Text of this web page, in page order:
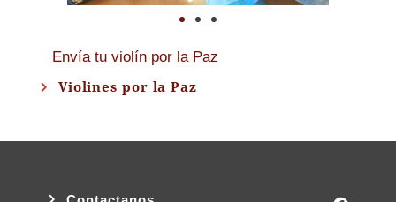
Envía tu violín por la Paz
Violines por la Paz